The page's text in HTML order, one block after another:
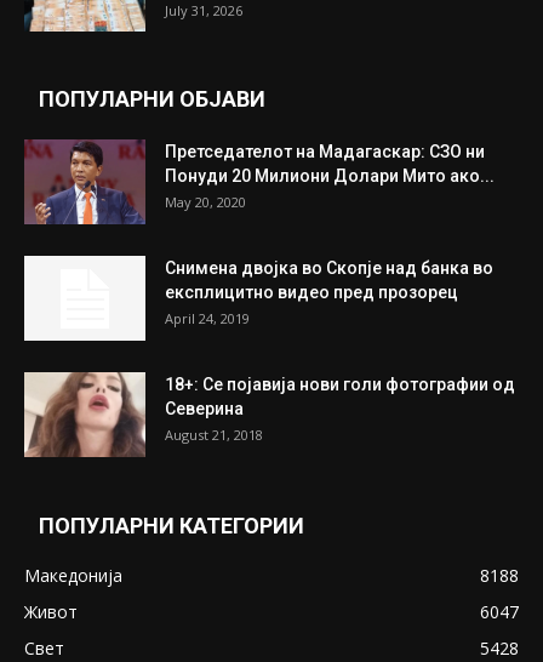
July 31, 2026
ПОПУЛАРНИ ОБЈАВИ
Претседателот на Мадагаскар: СЗО ни
Понуди 20 Милиони Долари Мито ако...
May 20, 2020
Снимена двојка во Скопје над банка во
експлицитно видео пред прозорец
April 24, 2019
18+: Се појавија нови голи фотографии од
Северина
August 21, 2018
ПОПУЛАРНИ КАТЕГОРИИ
Македонија
8188
Живот
6047
Свет
5428